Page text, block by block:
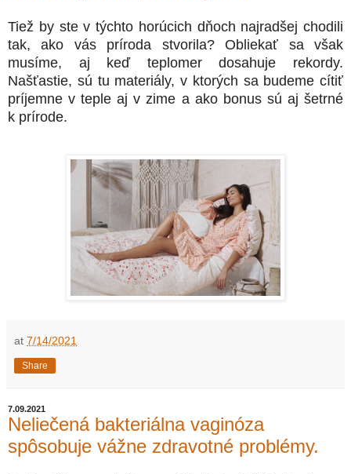
Tiež by ste v týchto horúcich dňoch najradšej chodili
tak, ako vás príroda stvorila? Obliekať sa však
musíme, aj keď teplomer dosahuje rekordy.
Našťastie, sú tu materiály, v ktorých sa budeme cítiť
príjemne v teple aj v zime a ako bonus sú aj šetrné
k prírode.
at 7/14/2021
Share
7.09.2021
Neliečená bakteriálna vaginóza
spôsobuje vážne zdravotné problémy.